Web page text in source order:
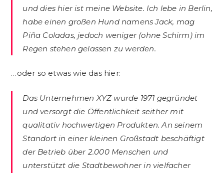
und dies hier ist meine Website. Ich lebe in Berlin,
habe einen großen Hund namens Jack, mag
Piña Coladas, jedoch weniger (ohne Schirm) im
Regen stehen gelassen zu werden.
…oder so etwas wie das hier:
Das Unternehmen XYZ wurde 1971 gegründet
und versorgt die Öffentlichkeit seither mit
qualitativ hochwertigen Produkten. An seinem
Standort in einer kleinen Großstadt beschäftigt
der Betrieb über 2.000 Menschen und
unterstützt die Stadtbewohner in vielfacher